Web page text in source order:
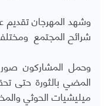
وشهد المهرجان
شرائح المجتمع
وحمل المشاركون
المضي بالثورة حتى
ميليشيات الحوثي